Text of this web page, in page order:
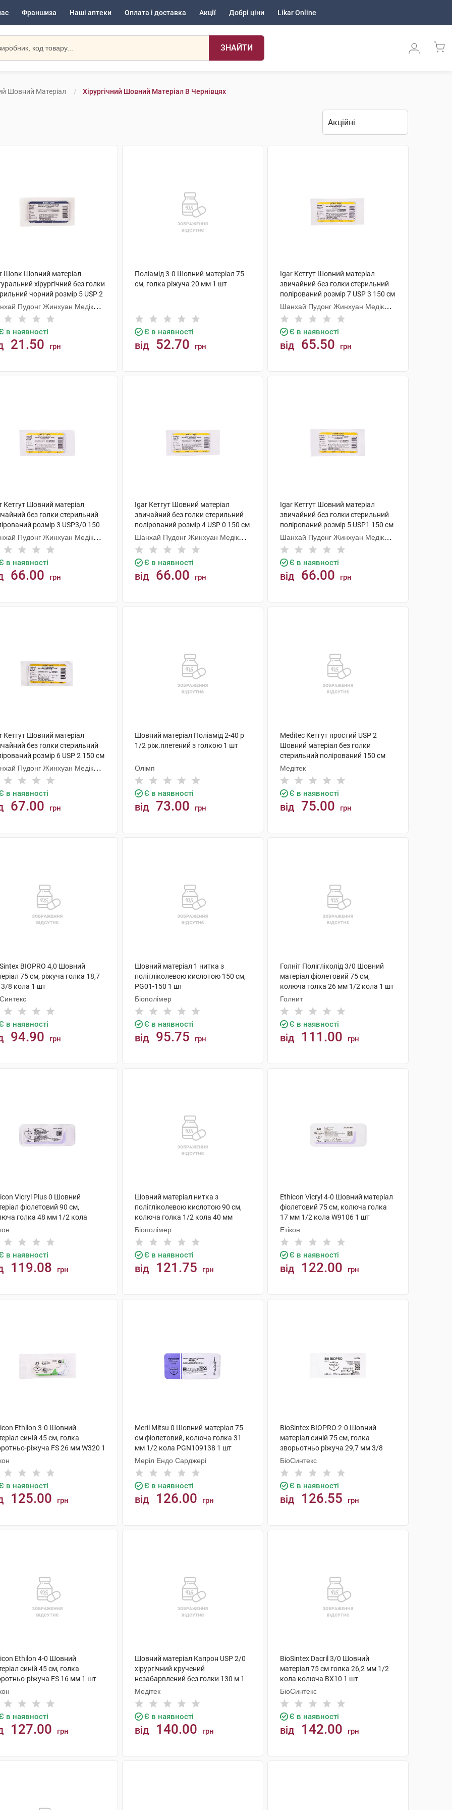
Франшиза Наші аптеки Оплата і доставка Акції Добрі ціни Likar Online
ЗНАЙТИ
Шовний Матеріал Хірургічний Шовний Матеріал В Чернівцях
Шовк Шовний матеріал
хірургічний без голки
чорний розмір 5 USP 2
см 1 штПудонг Жинхуан Медікал
в наявності
21.50 грн
Поліамід 3-0 Шовний матеріал 75
см, голка ріжуча 20 мм 1 шт
Є в наявності
від 52.70 грн
Igar Кетгут Шовний матеріал
звичайний без голки стерильний
полірований розмір 7 USP 3 150 см
1 шт
Шанхай Пудонг Жинхуан Медікал
Продактс
Є в наявності
від 65.50 грн
Кетгут Шовний матеріал
без голки стерильний
розмір 3 USP3/0 150
шт Пудонг Жинхуан Медікал
в наявності
66.00 грн
Igar Кетгут Шовний матеріал
звичайний без голки стерильний
полірований розмір 4 USP 0 150 см
1 шт
Шанхай Пудонг Жинхуан Медікал
Продактс
Є в наявності
від 66.00 грн
Igar Кетгут Шовний матеріал
звичайний без голки стерильний
полірований розмір 5 USP1 150 см
1 шт
Шанхай Пудонг Жинхуан Медікал
Продактс
Є в наявності
від 66.00 грн
Кетгут Шовний матеріал
без голки стерильний
розмір 6 USP 2 150 см
Пудонг Жинхуан Медікал
в наявності
67.00 грн
Шовний матеріал Поліамід 2-40 р
1/2 ріж.плетений з голкою 1 шт
Олімп
Є в наявності
від 73.00 грн
Meditec Кетгут простий USP 2
Шовний матеріал без голки
стерильний полірований 150 см
KG-02186 1 шт
Медітек
Є в наявності
від 75.00 грн
BIOPRO 4,0 Шовний
75 см, ріжуча голка 18,7
8 кола 1 шт
в наявності
94.90 грн
Шовний матеріал 1 нитка з
полігліколевою кислотою 150 см,
PG01-150 1 шт
Біополімер
Є в наявності
від 95.75 грн
Голніт Полігліколід 3/0 Шовний
матеріал фіолетовий 75 см,
колюча голка 26 мм 1/2 кола 1 шт
Голнит
Є в наявності
від 111.00 грн
Vicryl Plus 0 Шовний
фіолетовий 90 см,
голка 48 мм 1/2 кола
1 шт
в наявності
119.08 грн
Шовний матеріал нитка з
полігліколевою кислотою 90 см,
колюча голка 1/2 кола 40 мм
PG0240-90 1 шт
Біополімер
Є в наявності
від 121.75 грн
Ethicon Vicryl 4-0 Шовний матеріал
фіолетовий 75 см, колюча голка
17 мм 1/2 кола W9106 1 шт
Етікон
Є в наявності
від 122.00 грн
Ethilon 3-0 Шовний
синій 45 см, голка
ріжуча FS 26 мм W320 1
в наявності
125.00 грн
Meril Mitsu 0 Шовний матеріал 75
см фіолетовий, колюча голка 31
мм 1/2 кола PGN109138 1 шт
Меріл Ендо Сарджері
Є в наявності
від 126.00 грн
BioSintex BIOPRO 2-0 Шовний
матеріал синій 75 см, голка
зворьотньо ріжуча 29,7 мм 3/8
кола BX364 1 шт
БіоСинтекс
Є в наявності
від 126.55 грн
Ethilon 4-0 Шовний
синій 45 см, голка
ріжуча FS 16 мм 1 шт
в наявності
127.00 грн
Шовний матеріал Капрон USP 2/0
хірургічний кручений
незабарвлений без голки 130 м 1
шт
Медітек
Є в наявності
від 140.00 грн
BioSintex Dacril 3/0 Шовний
матеріал 75 см голка 26,2 мм 1/2
кола колюча ВХ10 1 шт
БіоСинтекс
Є в наявності
від 142.00 грн